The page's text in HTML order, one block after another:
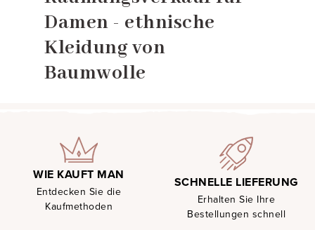
Damen - ethnische
Kleidung von
Baumwolle
WIE KAUFT MAN
Entdecken Sie die
Kaufmethoden
SCHNELLE LIEFERUNG
Erhalten Sie Ihre
Bestellungen schnell